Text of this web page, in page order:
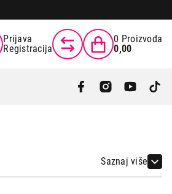
Prijava
Registracija
0 Proizvoda
0,00
Saznaj više